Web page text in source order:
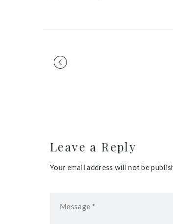
Portfolio
Leave a Reply
Your email address will not be